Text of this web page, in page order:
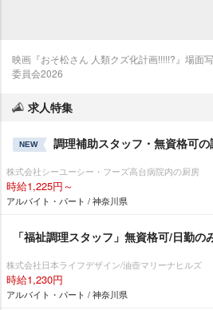
映画『おそ松さん 人類クズ化計画!!!!!?』場面
委員会2026
求人特集
NEW 調理補助スタッフ・無資格可
株式会社シーユーシー・フーズ高台病院内の厨房
時給1,225円～
アルバイト・パート / 神奈川県
「福祉調理スタッフ」無資格可/日勤
株式会社日本ライフデザイン/油壺マリーナヒルズ
時給1,230円
アルバイト・パート / 神奈川県